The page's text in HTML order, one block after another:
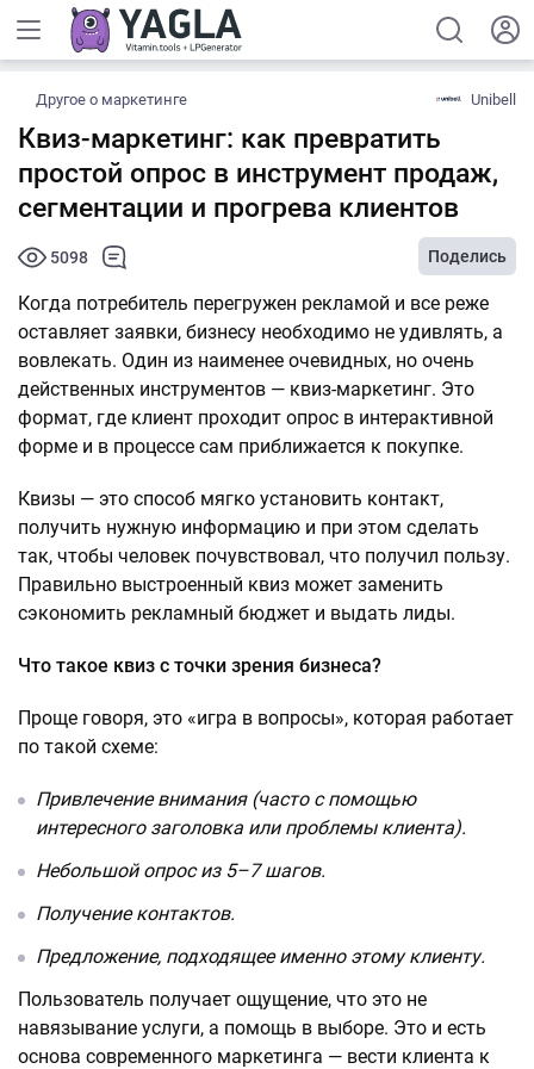
Другое о маркетинге Unibell
Квиз-маркетинг: как превратить
простой опрос в инструмент продаж,
сегментации и прогрева клиентов
5098 Поделись
Когда потребитель перегружен рекламой и все реже
оставляет заявки, бизнесу необходимо не удивлять, а
вовлекать. Один из наименее очевидных, но очень
действенных инструментов — квиз-маркетинг. Это
формат, где клиент проходит опрос в интерактивной
форме и в процессе сам приближается к покупке.
Квизы — это способ мягко установить контакт,
получить нужную информацию и при этом сделать
так, чтобы человек почувствовал, что получил пользу.
Правильно выстроенный квиз может заменить
сэкономить рекламный бюджет и выдать лиды.
Что такое квиз с точки зрения бизнеса?
Проще говоря, это «игра в вопросы», которая работает
по такой схеме:
Привлечение внимания (часто с помощью
интересного заголовка или проблемы клиента).
Небольшой опрос из 5–7 шагов.
Получение контактов.
Предложение, подходящее именно этому клиенту.
Пользователь получает ощущение, что это не
навязывание услуги, а помощь в выборе. Это и есть
основа современного маркетинга — вести клиента к